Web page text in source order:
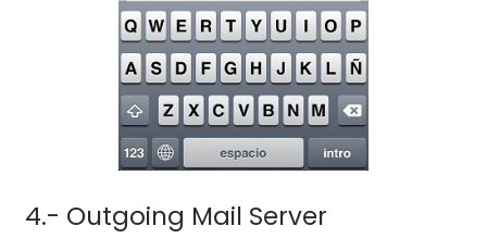
4.- Outgoing Mail Server